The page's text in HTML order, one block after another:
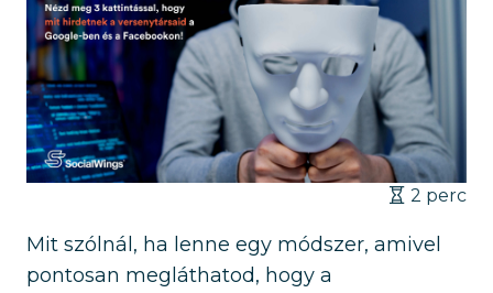
2 perc
Mit szólnál, ha lenne egy módszer, amivel
pontosan megláthatod, hogy a